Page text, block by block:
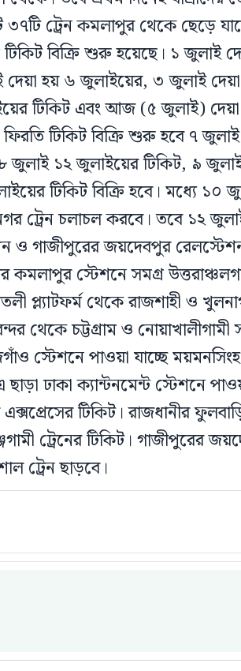
৩৭টি ট্রেন কমলাপুর থেকে ছেড়ে
বিক্রি শুরু হয়েছে। ১ জুলাই
দেয়া হয় ৬ জুলাইয়ের, ৩ জুলাই
টিকিট এবং আজ (৫ জুলাই) দেয়া
টিকিট বিক্রি শুরু হবে ৭
৮ জুলাই ১২ জুলাইয়ের টিকিট, ৯
টিকিট বিক্রি হবে। মধ্যে ১০
ট্রেন চলাচল করবে। তবে ১২
ও গাজীপুরের জয়দেবপুর
কমলাপুর স্টেশনে সমগ্র
প্ল্যাটফর্ম থেকে রাজশাহী ও
থেকে চট্টগ্রাম ও
স্টেশনে পাওয়া যাচ্ছে
ঢাকা ক্যান্টনমেন্ট স্টেশনে
টিকিট। রাজধানীর
ট্রেনের টিকিট। গাজীপুরের
ট্রেন ছাড়বে।